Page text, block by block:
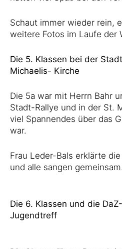
Schaut immer wieder rein,
weitere Fotos im Laufe der
Die 5. Klassen bei der
Michaelis- Kirche
Die 5a war mit Herrn Bahr
Stadt-Rallye und in der St.
viel Spannendes über das
war.
Frau Leder-Bals erklärte
und alle sangen gemeinsam.
Die 6. Klassen und die
Jugendtreff